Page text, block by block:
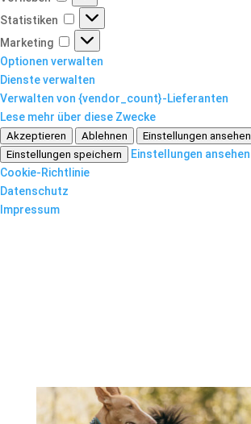
Statistiken Statistiken
Marketing
Marketing
Optionen verwalten
Dienste verwalten
Verwalten von {vendor_count}-Lieferanten
Lese mehr über diese Zwecke
Akzeptieren Ablehnen
Einstellungen ansehen
Einstellungen speichern
Einstellungen ansehen
Cookie-Richtlinie
Datenschutz
Impressum